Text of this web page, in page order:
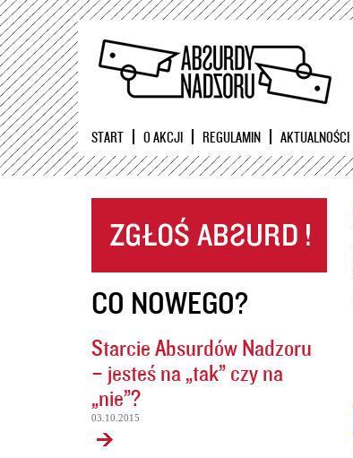
START O AKCJI REGULAMIN AKTUALNOŚCI
CO NOWEGO?
Starcie Absurdów Nadzoru
– jesteś na „tak” czy na
„nie”?
03.10.2015